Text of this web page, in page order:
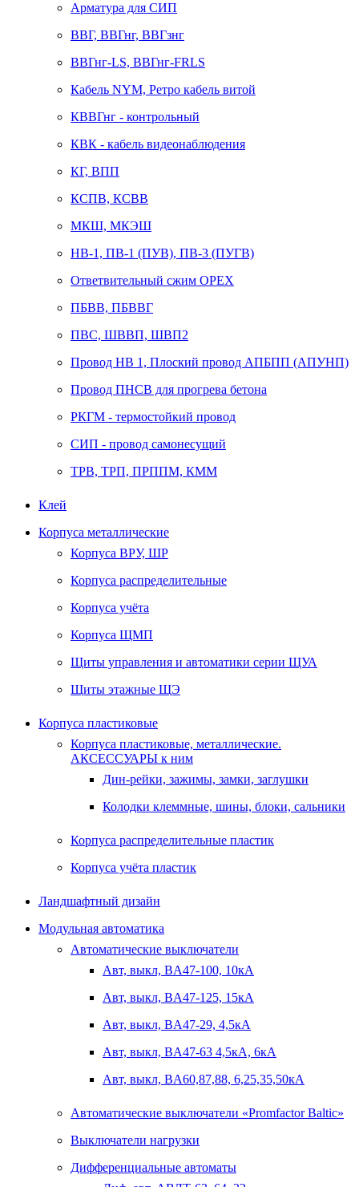
Арматура для СИП
ВВГ, ВВГнг, ВВГзнг
ВВГнг-LS, ВВГнг-FRLS
Кабель NYM, Ретро кабель витой
КВВГнг - контрольный
КВК - кабель видеонаблюдения
КГ, ВПП
КСПВ, КСВВ
МКШ, МКЭШ
НВ-1, ПВ-1 (ПУВ), ПВ-3 (ПУГВ)
Ответвительный сжим ОРЕХ
ПБВВ, ПБВВГ
ПВС, ШВВП, ШВП2
Провод НВ 1, Плоский провод АПБПП (АПУНП)
Провод ПНСВ для прогрева бетона
РКГМ - термостойкий провод
СИП - провод самонесущий
ТРВ, ТРП, ПРППМ, КММ
Клей
Корпуса металлические
Корпуса ВРУ, ШР
Корпуса распределительные
Корпуса учёта
Корпуса ЩМП
Щиты управления и автоматики серии ЩУА
Щиты этажные ЩЭ
Корпуса пластиковые
Корпуса пластиковые, металлические.
АКСЕССУАРЫ к ним
Дин-рейки, зажимы, замки, заглушки
Колодки клеммные, шины, блоки, сальники
Корпуса распределительные пластик
Корпуса учёта пластик
Ландшафтный дизайн
Модульная автоматика
Автоматические выключатели
Авт, выкл, BA47-100, 10кА
Авт, выкл, BA47-125, 15кА
Авт, выкл, BA47-29, 4,5кА
Авт, выкл, BA47-63 4,5кА, 6кА
Авт, выкл, BA60,87,88, 6,25,35,50кА
Автоматические выключатели «Promfactor Baltic»
Выключатели нагрузки
Дифференциальные автоматы